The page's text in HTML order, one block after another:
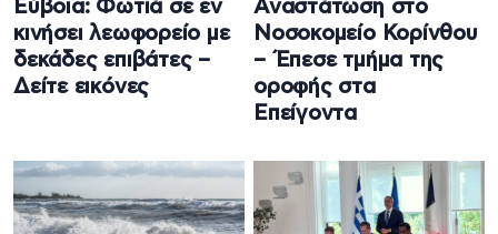
Εύβοια: Φωτιά σε εν
κινήσει λεωφορείο με
δεκάδες επιβάτες –
Δείτε εικόνες
Αναστάτωση στο
Νοσοκομείο Κορίνθου
– Έπεσε τμήμα της
οροφής στα
Επείγοντα